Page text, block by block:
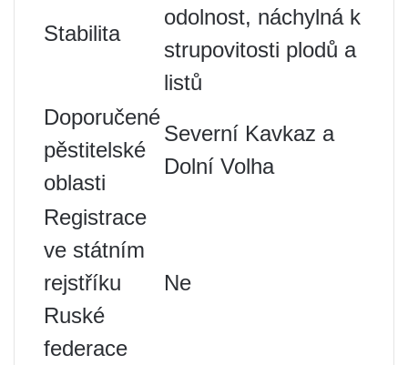
Stabilita
odolnost, náchylná k
strupovitosti plodů a
listů
Doporučené
pěstitelské
oblasti
Severní Kavkaz a
Dolní Volha
Registrace
ve státním
rejstříku
Ruské
federace
Ne